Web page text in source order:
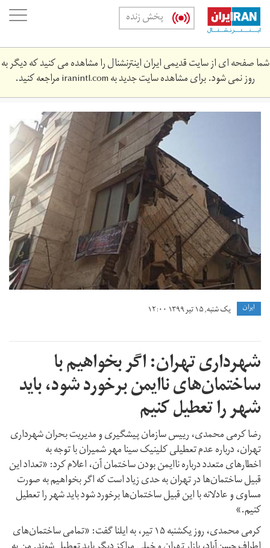
Skip
main
content
پخش زنده
شما صفحه ای از سایت قدیمی ایران اینترنشنال را مشاهده می کنید که دیگر به
روز نمی شود. برای مشاهده سایت جدید بهiranintl.comمراجعه کنید.
13951126161835178100092710.jpg
ايران یک شنبه, ۱۵ تیر ۱۳۹۹ ۱۲:۰۰
شهرداری تهران: اگر بخواهیم با
ساختمان‌های ناایمن برخورد شود، باید
شهر را تعطیل کنیم
رضا کرمی محمدی، رییس سازمان پیشگیری و مدیریت بحران شهرداری
تهران، درباره عدم تعطیلی کلینیک سینا مهر شمیران با توجه به
اخطارهای متعدد درباره ناایمن بودن ساختمان آن، اعلام کرد: «تعداد این
قبیل ساختمان‌ها در تهران به حدی زیاد است که اگر بخواهیم به صورت
مساوی و عادلانه با این قبیل ساختمان‌ها برخورد شود باید شهر را تعطیل
کنیم.»
کرمی محمدی، روز یکشنبه ۱۵ تیر، به ایلنا گفت: «تمامی ساختمان‌های